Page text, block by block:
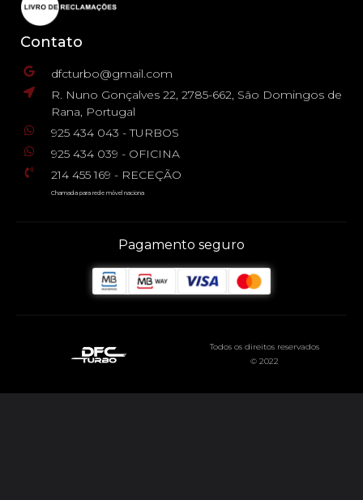
Contato
dfcturbo@gmail.com
R. Nuno Gonçalves 22, 2785-662, São Domingos de
Rana, Portugal
925 434 043 - TURBOS
925 434 039 - OFICINA
214 455 169 - RECEÇÃO
Chamada para rede móvel naciona
Pagamento seguro
Todos os direitos reservados
© 2022